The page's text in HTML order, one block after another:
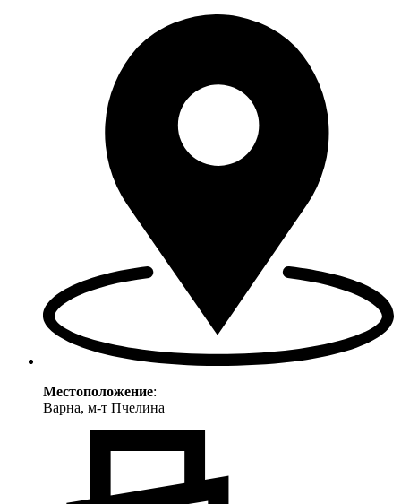
Местоположение:
Варна, м-т Пчелина